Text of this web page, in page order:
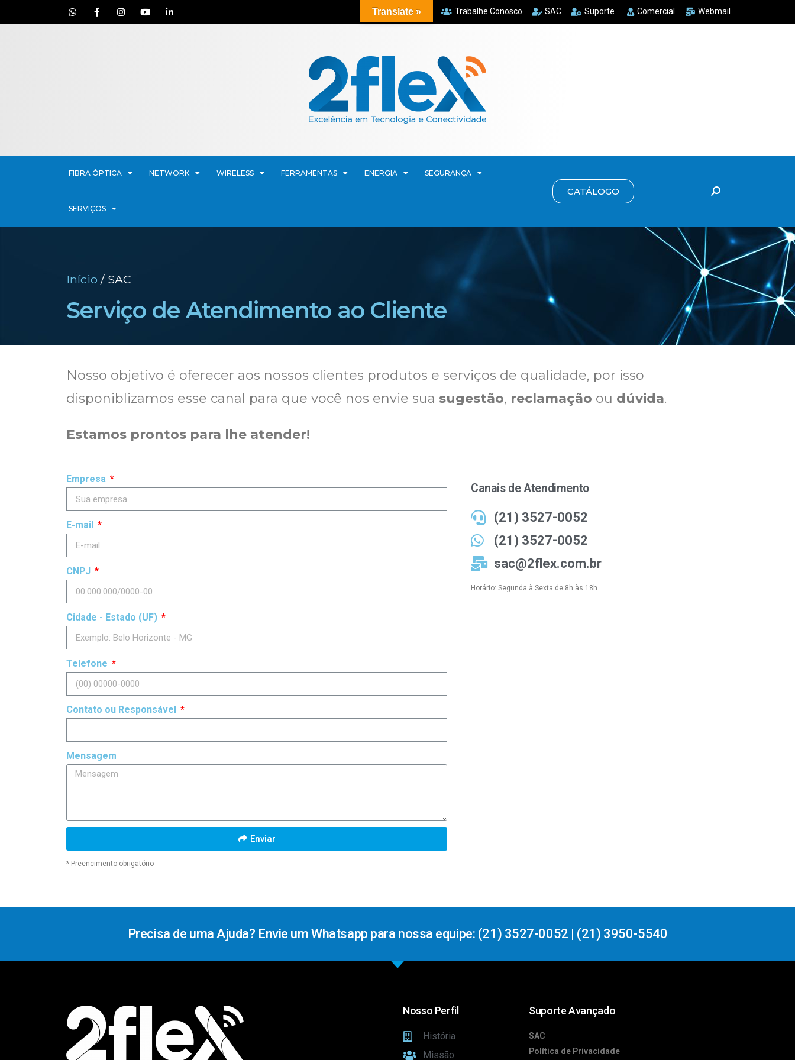
Trabalhe Conosco SAC Suporte Comercial Webmail
FIBRA ÓPTICA NETWORK WIRELESS FERRAMENTAS ENERGIA SEGURANÇA
SERVIÇOS
CATÁLOGO
Início / SAC
Serviço de Atendimento ao Cliente
Nosso objetivo é oferecer aos nossos clientes produtos e serviços de qualidade, por isso
disponiblizamos esse canal para que você nos envie sua sugestão, reclamação ou dúvida.
Estamos prontos para lhe atender!
Empresa
E-mail
CNPJ
Cidade - Estado (UF)
Telefone
Contato ou Responsável
Mensagem
Enviar
* Preencimento obrigatório
Canais de Atendimento
(21) 3527-0052
(21) 3527-0052
sac@2flex.com.br
Horário: Segunda à Sexta de 8h às 18h
Precisa de uma Ajuda? Envie um Whatsapp para nossa equipe: (21) 3527-0052 | (21) 3950-5540
Nosso Perfil
História
Missão
Suporte Avançado
SAC
Política de Privacidade
Translate »